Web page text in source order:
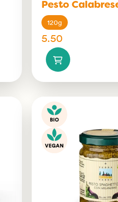
Pesto
120g
5.50